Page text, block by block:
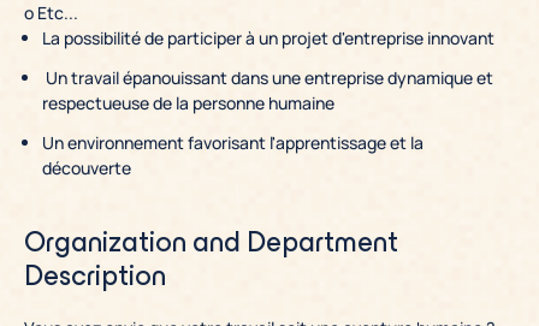
o Etc...
La possibilité de participer à un projet d'entreprise innovant
Un travail épanouissant dans une entreprise dynamique et
respectueuse de la personne humaine
Un environnement favorisant l'apprentissage et la
découverte
Organization and Department
Description